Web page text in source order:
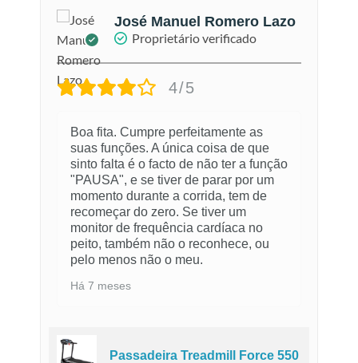
José Manuel Romero Lazo
Proprietário verificado
4/5
Boa fita. Cumpre perfeitamente as
suas funções. A única coisa de que
sinto falta é o facto de não ter a função
"PAUSA", e se tiver de parar por um
momento durante a corrida, tem de
recomeçar do zero. Se tiver um
monitor de frequência cardíaca no
peito, também não o reconhece, ou
pelo menos não o meu.
Há 7 meses
Passadeira Treadmill Force 550